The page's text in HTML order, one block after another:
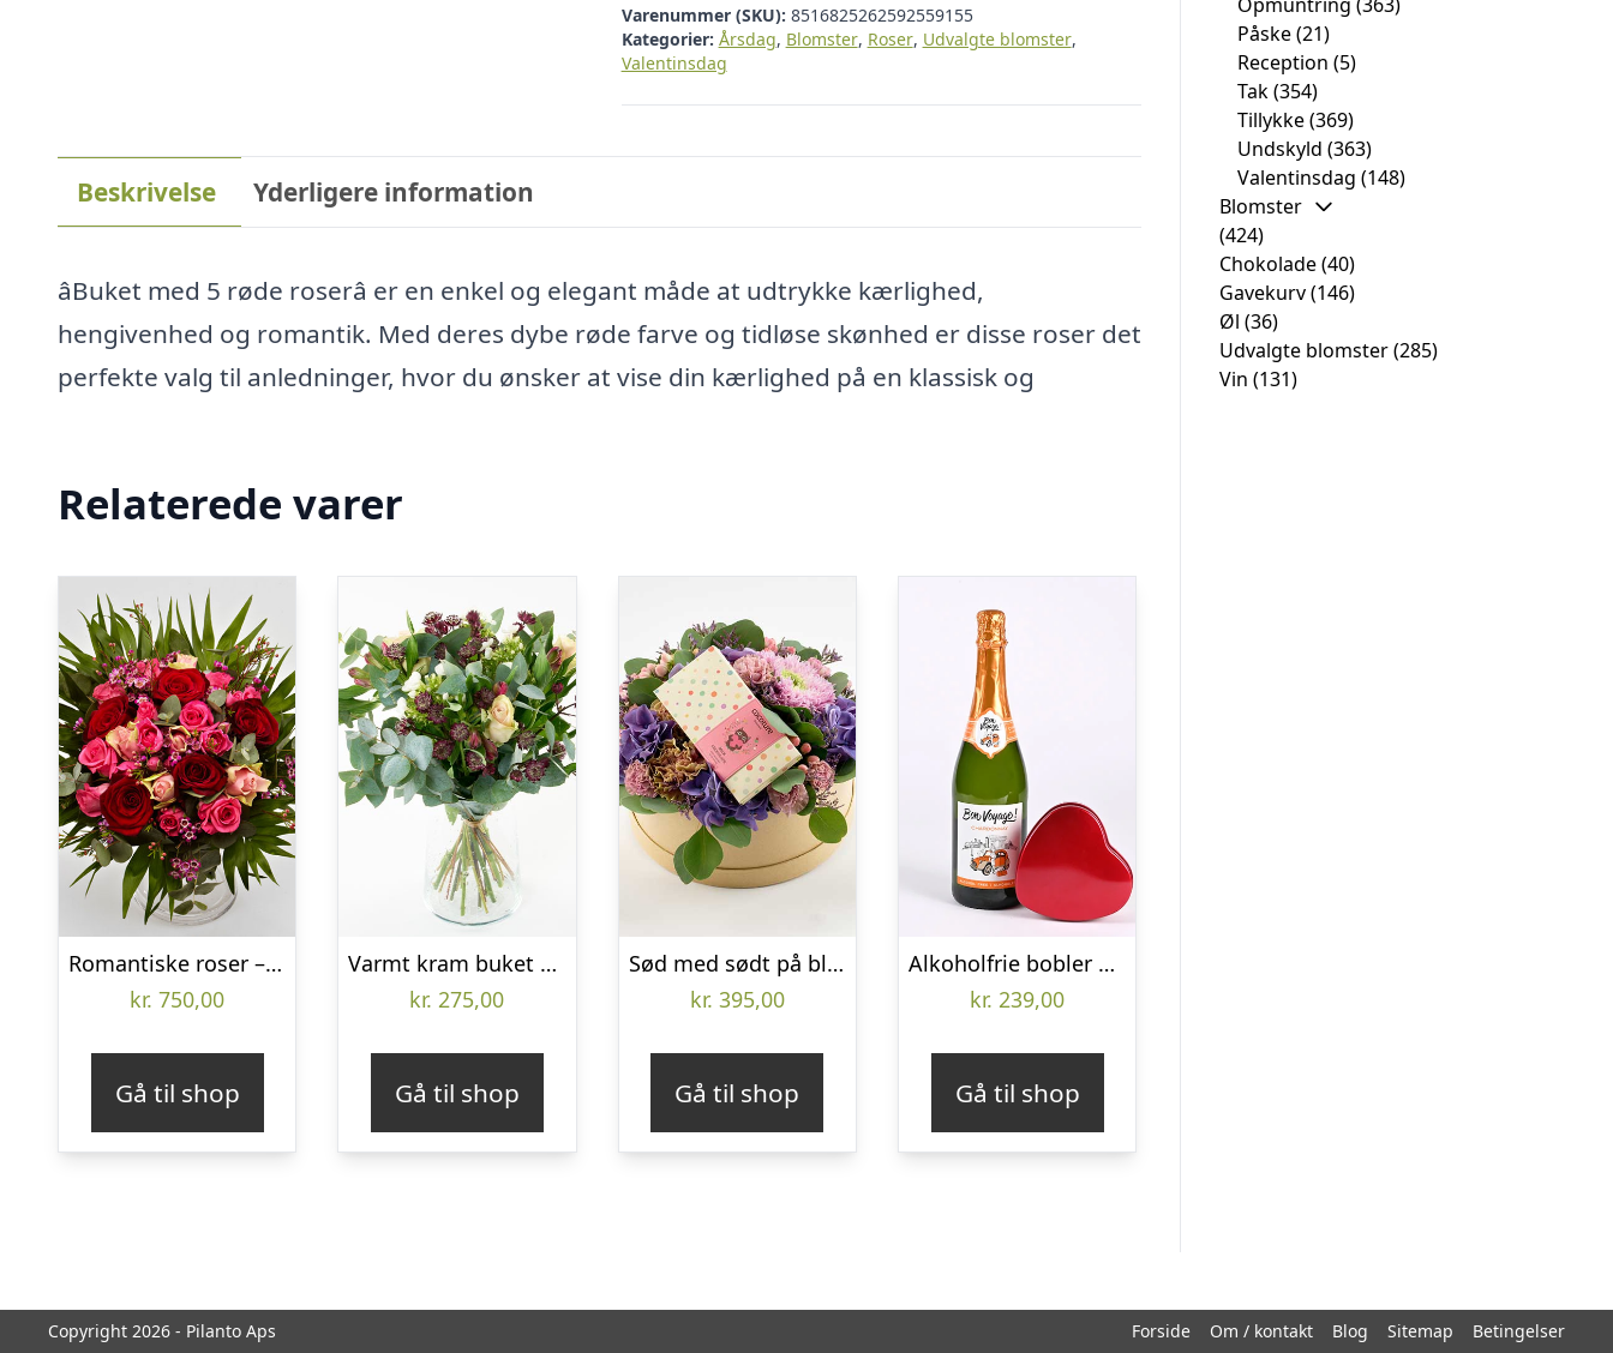
Varenummer (SKU): 8516825262592559155
Kategorier: Årsdag, Blomster, Roser, Udvalgte blomster,
Valentinsdag
Beskrivelse Yderligere information
âBuket med 5 røde roserâ er en enkel og elegant måde at udtrykke kærlighed,
hengivenhed og romantik. Med deres dybe røde farve og tidløse skønhed er disse roser det
perfekte valg til anledninger, hvor du ønsker at vise din kærlighed på en klassisk og
Relaterede varer
Romantiske roser – Send blomster med Bloomit
kr. 750,00
Gå til shop
Varmt kram buket – Send blomster med Bloomit
kr. 275,00
Gå til shop
Sød med sødt på blomsteræske – Send blomster med Bloomit
kr. 395,00
Gå til shop
Alkoholfrie bobler og chokolade – Send blomster med Bloomit
kr. 239,00
Gå til shop
Påske(21)
Reception (5)
Tak(354)
Tillykke(369)
Undskyld (363)
Valentinsdag (148)
Blomster
(424)
Chokolade(40)
Gavekurv(146)
Øl (36)
Udvalgte blomster(285)
Vin (131)
Copyright 2026 - Pilanto Aps Forside Om / kontakt Blog Sitemap Betingelser